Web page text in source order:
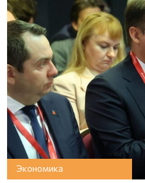
Экономика